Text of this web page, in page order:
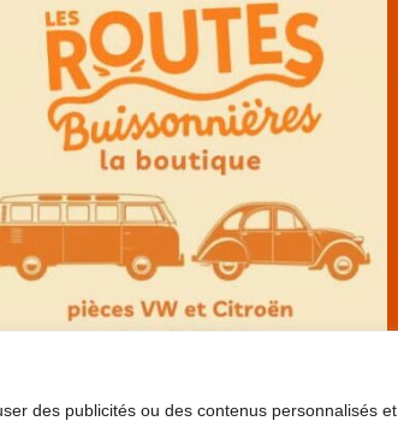
des publicités ou des contenus personnalisés et